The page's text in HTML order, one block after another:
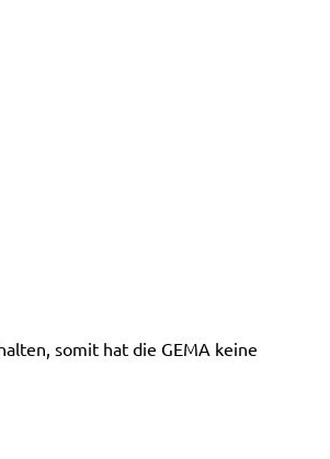
somit hat die GEMA keine